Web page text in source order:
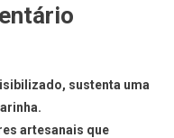
sustenta uma
artesanais que